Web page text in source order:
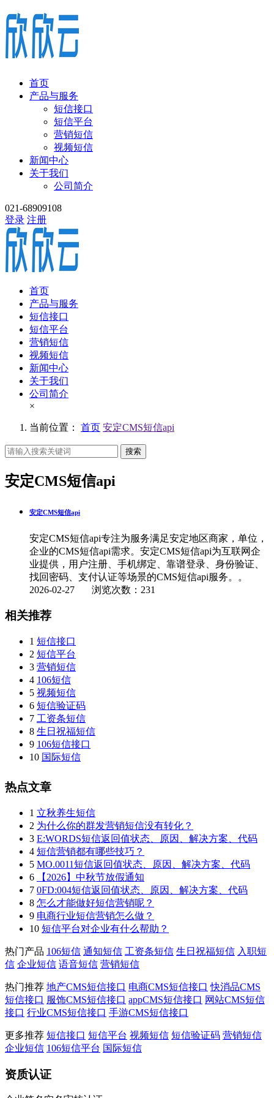
首页
产品与服务
短信接口
短信平台
营销短信
视频短信
新闻中心
关于我们
公司简介
021-68909108
登录 注册
首页
产品与服务
短信接口
短信平台
营销短信
视频短信
新闻中心
关于我们
公司简介
×
当前位置： 首页 安定CMS短信api
搜索
安定CMS短信api
安定CMS短信api
安定CMS短信api专注为服务满足安定地区商家，单位，
企业的CMS短信api需求。安定CMS短信api为互联网企
业提供，用户注册、手机绑定、靠谱登录、身份验证、
找回密码、支付认证等场景的CMS短信api服务。。
2026-02-27 浏览次数：231
相关推荐
1 短信接口
2 短信平台
3 营销短信
4 106短信
5 视频短信
6 短信验证码
7 工资条短信
8 生日祝福短信
9 106短信接口
10 国际短信
热点文章
1 立秋养生短信
2 为什么你的群发营销短信没有转化？
3 E:WORDS短信返回值状态、原因、解决方案、代码
4 短信营销都有哪些技巧？
5 MO.0011短信返回值状态、原因、解决方案、代码
6
【2026】中秋节放假通知
7 0FD:004短信返回值状态、原因、解决方案、代码
8 怎么才能做好短信营销呢？
9 电商行业短信营销怎么做？
10 短信平台对企业有什么帮助？
热门产品 106短信 通知短信 工资条短信 生日祝福短信 入职短
信 企业短信 语音短信 营销短信
热门推荐 地产CMS短信接口 电商CMS短信接口 快消品CMS
短信接口 服饰CMS短信接口 appCMS短信接口 网站CMS短信
接口 行业CMS短信接口 手游CMS短信接口
更多推荐 短信接口 短信平台 视频短信 短信验证码 营销短信
企业短信 106短信平台 国际短信
资质认证